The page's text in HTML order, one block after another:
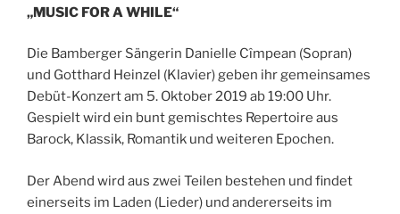
„MUSIC FOR A WHILE“
Die Bamberger Sängerin Danielle Cîmpean (Sopran)
und Gotthard Heinzel (Klavier) geben ihr gemeinsames
Debüt-Konzert am 5. Oktober 2019 ab 19:00 Uhr.
Gespielt wird ein bunt gemischtes Repertoire aus
Barock, Klassik, Romantik und weiteren Epochen.
Der Abend wird aus zwei Teilen bestehen und findet
einerseits im Laden (Lieder) und andererseits im